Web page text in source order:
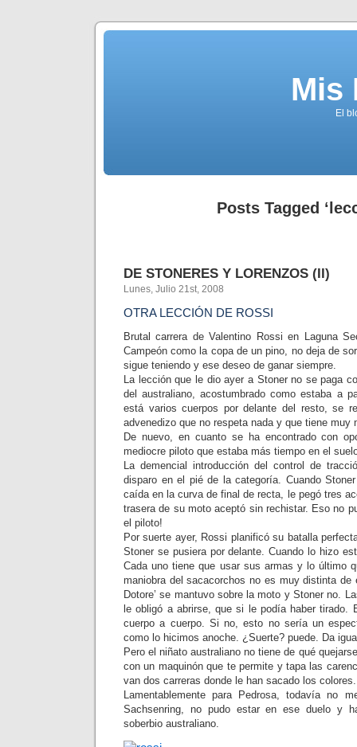
Mis
El
Posts Tagged
DE STONERES Y LORENZOS (II)
Lunes, Julio 21st, 2008
OTRA LECCIÓN DE ROSSI
Brutal carrera de Valentino Rossi en Laguna
Campeón como la copa de un pino, no deja de
sigue teniendo y ese deseo de ganar siempre.
La lección que le dio ayer a Stoner no se paga
del australiano, acostumbrado como estaba a
está varios cuerpos por delante del resto, se
advenedizo que no respeta nada y que tiene muy
De nuevo, en cuanto se ha encontrado con
mediocre piloto que estaba más tiempo en el
La demencial introducción del control de
disparo en el pié de la categoría. Cuando
caída en la curva de final de recta, le pegó tres
trasera de su moto aceptó sin rechistar. Eso no
el piloto!
Por suerte ayer, Rossi planificó su batalla
Stoner se pusiera por delante. Cuando lo hizo
Cada uno tiene que usar sus armas y lo último
maniobra del sacacorchos no es muy distinta de
Dotore’ se mantuvo sobre la moto y Stoner no.
le obligó a abrirse, que si le podía haber
cuerpo a cuerpo. Si no, esto no sería un
como lo hicimos anoche. ¿Suerte? puede. Da
Pero el niñato australiano no tiene de qué
con un maquinón que te permite y tapa las
van dos carreras donde le han sacado los colores.
Lamentablemente para Pedrosa, todavía no
Sachsenring, no pudo estar en ese duelo y
soberbio australiano.